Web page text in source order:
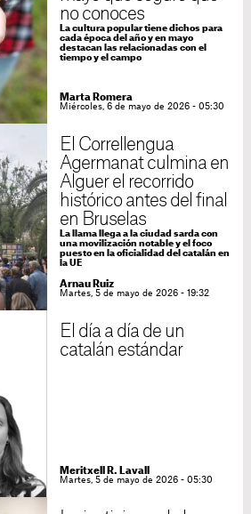
no conoces
La cultura popular tiene dichos para
cada época del año y en mayo
destacan las relacionadas con el
tiempo y el campo
Marta Romera
Miércoles, 6 de mayo de 2026 - 05:30
El Correllengua
Agermanat culmina en
Alguer el recorrido
histórico antes del final
en Bruselas
La llama llega a la ciudad sarda con
una movilización notable y el foco
puesto en la oficialidad del catalán en
la UE
Arnau Ruiz
Martes, 5 de mayo de 2026 - 19:32
El día a día de un
catalán estándar
Meritxell R. Lavall
Martes, 5 de mayo de 2026 - 05:30